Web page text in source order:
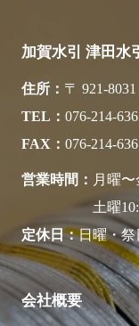
加賀水引 津田水
住所
〒 921-
TEL
076-214-
FAX
076-214-
営業時間
月曜〜
土曜
定休日
日曜・祭
会社概要